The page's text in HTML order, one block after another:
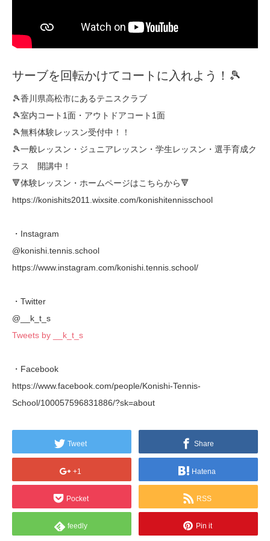
サーブを回転かけてコートに入れよう！🎾
🎾香川県高松市にあるテニスクラブ
🎾室内コート1面・アウトドアコート1面
🎾無料体験レッスン受付中！！
🎾一般レッスン・ジュニアレッスン・学生レッスン・選手育成ク
ラス 開講中！
🔻体験レッスン・ホームページはこちらから🔻
https://konishits2011.wixsite.com/konishitennisschool
・Instagram
@konishi.tennis.school
https://www.instagram.com/konishi.tennis.school/
・Twitter
@__k_t_s
Tweets by __k_t_s
・Facebook
https://www.facebook.com/people/Konishi-Tennis-
School/100057596831886/?sk=about
Tweet Share
+1 Hatena
Pocket RSS
feedly Pin it